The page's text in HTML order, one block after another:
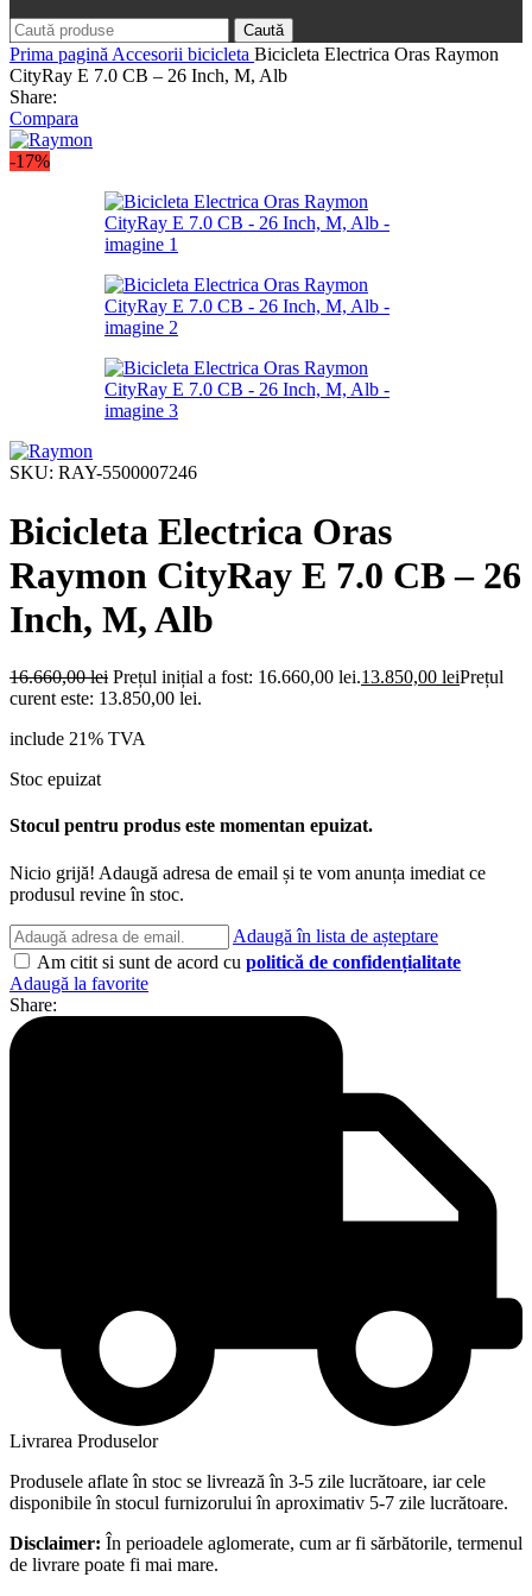
Caută
Prima pagină Accesorii bicicleta Bicicleta Electrica Oras Raymon
CityRay E 7.0 CB – 26 Inch, M, Alb
Share:
Compara
-17%
SKU: RAY-5500007246
Bicicleta Electrica Oras
Raymon CityRay E 7.0 CB – 26
Inch, M, Alb
16.660,00lei Prețul inițial a fost: 16.660,00 lei.13.850,00 leiPrețul
curent este: 13.850,00 lei.
include 21% TVA
Stoc epuizat
Stocul pentru produs este momentan epuizat.
Nicio grijă! Adaugă adresa de email și te vom anunța imediat ce
produsul revine în stoc.
Adaugă în lista de așteptare
Am citit si sunt de acord cu politică de confidențialitate
Adaugă la favorite
Share:
Livrarea Produselor
Produsele aflate în stoc se livrează în 3-5 zile lucrătoare, iar cele
disponibile în stocul furnizorului în aproximativ 5-7 zile lucrătoare.
Disclaimer: În perioadele aglomerate, cum ar fi sărbătorile, termenul
de livrare poate fi mai mare.